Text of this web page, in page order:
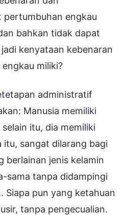
pertumbuhan engkau
bahkan tidak dapat
kenyataan kebenaran
miliki?
administratif
Manusia memiliki
itu, dia memiliki
itu, sangat dilarang bagi
berlainan jenis kelamin
sama tanpa didampingi
Siapa pun yang ketahuan
tanpa pengecualian.